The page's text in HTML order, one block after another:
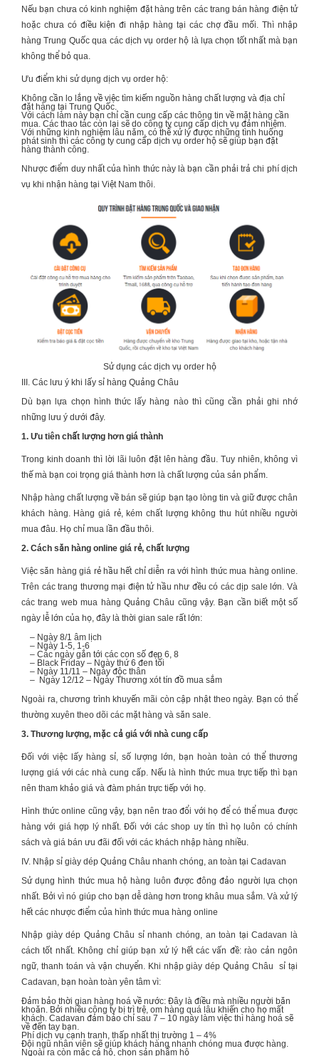
Nếu bạn chưa có kinh nghiệm đặt hàng trên các trang bán hàng điện tử
hoặc chưa có điều kiện đi nhập hàng tại các chợ đầu mối. Thì nhập
hàng Trung Quốcqua các dịch vụ order hộ là lựa chọn tốt nhất mà bạn
không thể bỏ qua.
Ưu điểm khi sử dụng dịch vụ order hộ:
Không cần lo lắng về việc tìm kiếm nguồn hàng chất lượng và địa chỉ
đặt hàng tại Trung Quốc.
Với cách làm này bạn chỉ cần cung cấp các thông tin về mặt hàng cần
mua. Các thao tác còn lại sẽ do công ty cung cấp dịch vụ đảm nhiệm.
Với những kinh nghiệm lâu năm, có thể xử lý được những tình huống
phát sinh thì các công ty cung cấp dịch vụ order hộ sẽ giúp bạn đặt
hàng thành công.
Nhược điểm duy nhất của hình thức này là bạn cần phải trả chi phí dịch
vụ khi nhận hàng tại Việt Nam thôi.
Sử dụng các dịch vụ order hộ
III. Các lưu ý khi lấy sỉ hàng Quảng Châu
Dù bạn lựa chọn hình thức lấy hàng nào thì cũng cần phải ghi nhớ
những lưu ý dưới đây.
1. Ưu tiên chất lượng hơn giá thành
Trong kinh doanh thì lời lãi luôn đặt lên hàng đầu. Tuy nhiên, không vì
thế mà bạn coi trọng giá thành hơn là chất lượng của sản phẩm.
Nhập hàng chất lượng về bán sẽ giúp bạn tạo lòng tin và giữ được chân
khách hàng. Hàng giá rẻ, kém chất lượng không thu hút nhiều người
mua đâu. Họ chỉ mua lần đầu thôi.
2. Cách săn hàng online giá rẻ, chất lượng
Việc săn hàng giá rẻ hầu hết chỉ diễn ra với hình thức mua hàng online.
Trên các trang thương mại điện tử hầu như đều có các dịp sale lớn. Và
các trang web mua hàng Quảng Châu cũng vậy. Bạn cần biết một số
ngày lễ lớn của họ, đây là thời gian sale rất lớn:
– Ngày 8/1 âm lịch
– Ngày 1-5, 1-6
– Các ngày gắn tới các con số đẹp 6, 8
– Black Friday – Ngày thứ 6 đen tối
– Ngày 11/11 – Ngày độc thân
– Ngày 12/12 – Ngày Thương xót tín đồ mua sắm
Ngoài ra, chương trình khuyến mãi còn cập nhật theo ngày. Bạn có thể
thường xuyên theo dõi các mặt hàng và săn sale.
3. Thương lượng, mặc cả giá với nhà cung cấp
Đối với việc lấy hàng sỉ, số lượng lớn, bạn hoàn toàn có thể thương
lượng giá với các nhà cung cấp. Nếu là hình thức mua trực tiếp thì bạn
nên tham khảo giá và đàm phán trực tiếp với họ.
Hình thức online cũng vậy, bạn nên trao đổi với họ để có thể mua được
hàng với giá hợp lý nhất. Đối với các shop uy tín thì họ luôn có chính
sách và giá bán ưu đãi đối với các khách nhập hàng nhiều.
IV. Nhập sỉ giày dép Quảng Châu nhanh chóng, an toàn tại Cadavan
Sử dụng hình thức mua hộ hàng luôn được đông đảo người lựa chọn
nhất. Bởi vì nó giúp cho bạn dễ dàng hơn trong khâu mua sắm. Và xử lý
hết các nhược điểm của hình thức mua hàng online
Nhập giày dép Quảng Châu sỉ nhanh chóng, an toàn tại Cadavan là
cách tốt nhất. Không chỉ giúp bạn xử lý hết các vấn đề: rào cản ngôn
ngữ, thanh toán và vận chuyển. Khi nhập giày dép Quảng Châu sỉ tại
Cadavan, bạn hoàn toàn yên tâm vì:
Đảm bảo thời gian hàng hoá về nước: Đây là điều mà nhiều người băn
khoăn. Bởi nhiều công ty bị trì trệ, om hàng quá lâu khiến cho họ mất
khách. Cadavan đảm bảo chỉ sau 7 – 10 ngày làm việc thì hàng hoá sẽ
về đến tay bạn.
Phí dịch vụ cạnh tranh, thấp nhất thị trường 1 – 4%
Đội ngũ nhân viên sẽ giúp khách hàng nhanh chóng mua được hàng.
Ngoài ra còn mặc cả hộ, chọn sản phẩm hộ